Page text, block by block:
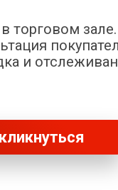
торговом зале.
и